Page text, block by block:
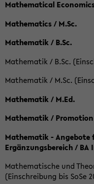
Mathematical
Mathematics / M.Sc.
Mathematik / B.Sc.
Mathematik / B.Sc.
Mathematik / M.Sc.
Mathematik / M.Ed.
Mathematik / Promotion
Mathematik - Angebote
Ergänzungsbereich / BA
Mathematische und
(Einschreibung bis SoSe